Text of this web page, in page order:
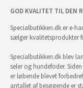
GOD KVALITET TIL DEN
Specialbutikken.dk er e-
sælger kvalitetsprodukter
Specialbutikken.dk blev
seler og hundefoder.
er løbende blevet
antallet af besøgende er